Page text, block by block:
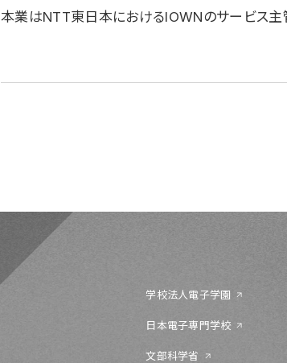
本業はNTT東日本におけるIOWNのサービス主
学校法人電子学園
日本電子専門学校
文部科学省